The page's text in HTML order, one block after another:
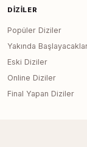
DIZILER
Popüler Diziler
Yakında
Eski Diziler
Online Diziler
Final Yapan Diziler